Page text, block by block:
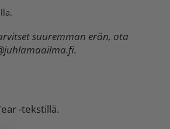
suuremman erän, ota
.
-tekstillä.